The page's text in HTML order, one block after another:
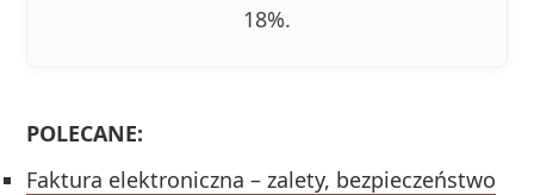
18%.
POLECANE:
Faktura elektroniczna – zalety, bezpieczeństwo